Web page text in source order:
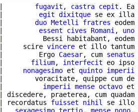
| fugavit , castra cepit . Ea
| egit dixitque se ex illa
| duo Metelli fratres eodem
| essent cives Romani , uno
|          Bessi habitabant, eodem
|     scire vincere et illo tantum
|         Ergo Caesar, cum senatus
| filium, interfecit eo ipso
| nonagesimo et quinto imperii
|        voracitate, quippe cum de
| imperii mense octavo et
| discedere, praeterea, cum quadam
| recordatus fuisset nihil se illo
| sexagesimo tertio, mense nono,